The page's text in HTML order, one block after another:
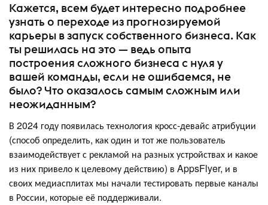
Кажется, всем будет интересно подробнее
узнать о переходе из прогнозируемой
карьеры в запуск собственного бизнеса. Как
ты решилась на это — ведь опыта
построения сложного бизнеса с нуля у
вашей команды, если не ошибаемся, не
было? Что оказалось самым сложным или
неожиданным?
В 2024 году появилась технология кросс-девайс атрибуции
(способ определить, как один и тот же пользователь
взаимодействует с рекламой на разных устройствах и какое
из них привело к целевому действию) в AppsFlyer, и в
своих медиасплитах мы начали тестировать первые каналы
в России, которые её поддерживали.